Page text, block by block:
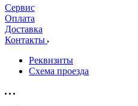
Сервис
Оплата
Доставка
Контакты
Реквизиты
Схема проезда